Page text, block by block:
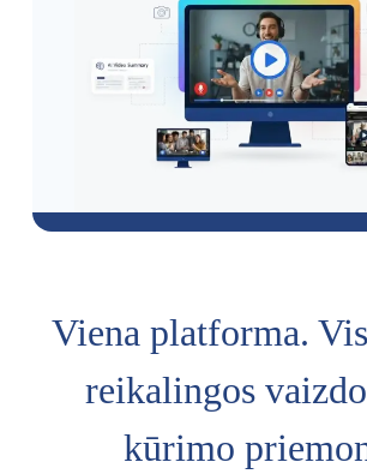
Viena platforma.
reikalingos
kūrimo